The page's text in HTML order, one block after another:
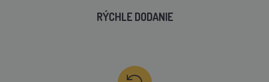
RÝCHLE DODANIE